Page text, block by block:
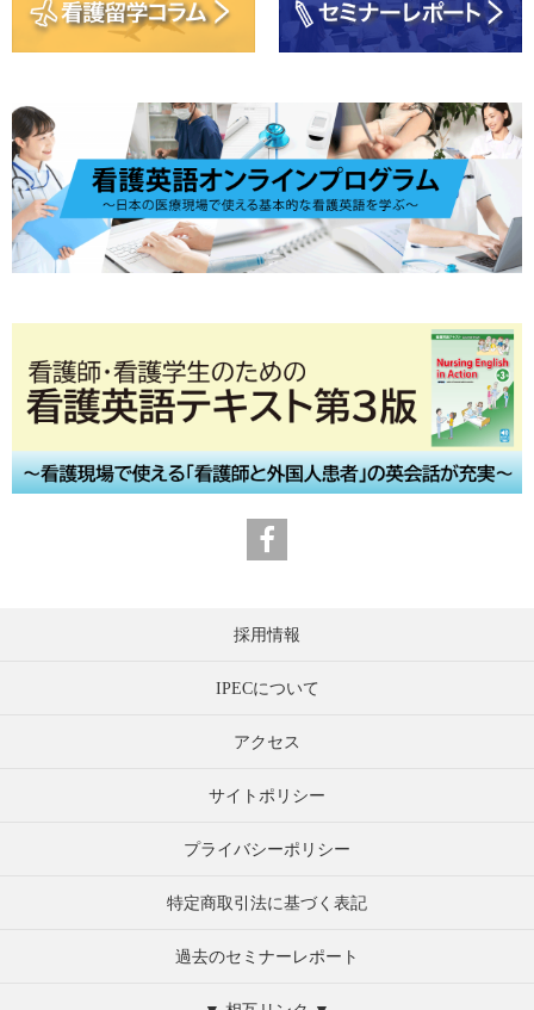
採用情報
IPECについて
アクセス
サイトポリシー
プライバシーポリシー
特定商取引法に基づく表記
過去のセミナーレポート